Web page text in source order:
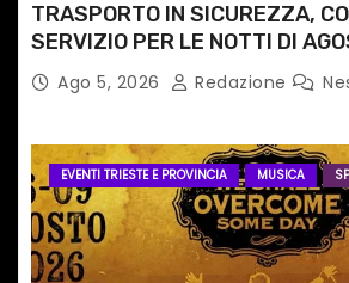
TRASPORTO IN SICUREZZA,
SERVIZIO PER LE NOTTI DI
PERCORSI, FERMATE E ORARIO
Ago 5, 2026 Redazione
EVENTI TRIESTE E PROVINCIA MUSICA